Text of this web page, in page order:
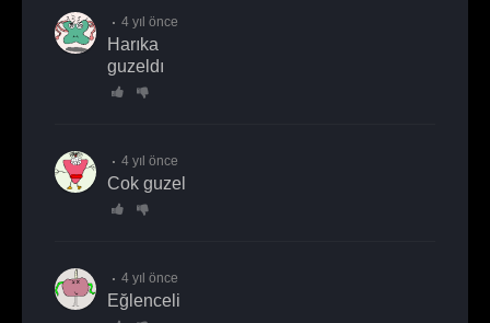
4 yıl önce
harıka
guzeldı
4 yıl önce
Cok guzel
4 yıl önce
eğlenceli